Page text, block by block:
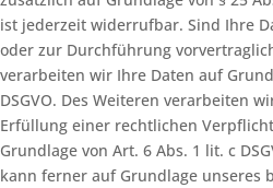
ist jederzeit widerrufbar. Sind Ihre
oder zur Durchführung
verarbeiten wir Ihre Daten auf
DSGVO. Des Weiteren verarbeiten
Erfüllung einer rechtlichen
Grundlage von Art. 6 Abs. 1 lit. c
kann ferner auf Grundlage unseres